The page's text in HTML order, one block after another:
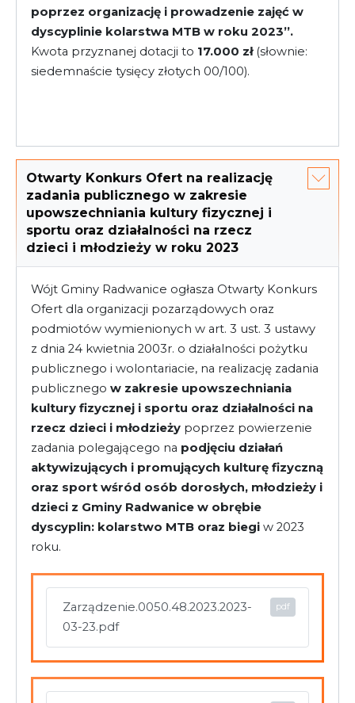
poprzez organizację i prowadzenie zajęć w
dyscyplinie kolarstwa MTB w roku 2023’’.
Kwota przyznanej dotacji to 17.000 zł(słownie:
siedemnaście tysięcy złotych 00/100).
Otwarty Konkurs Ofert na realizację
zadania publicznego w zakresie
upowszechniania kultury fizycznej i
sportu oraz działalności na rzecz
dzieci i młodzieży w roku 2023
Wójt Gminy Radwanice ogłasza Otwarty Konkurs
Ofert dla organizacji pozarządowych oraz
podmiotów wymienionych w art. 3 ust. 3 ustawy
z dnia 24 kwietnia 2003r. o działalności pożytku
publicznego i wolontariacie, na realizację zadania
publicznegow zakresie upowszechniania
kultury fizycznej i sportu oraz działalności na
rzecz dzieci i młodzieży poprzez powierzenie
zadania polegającego na podjęciu działań
aktywizujących i promujących kulturę fizyczną
oraz sport wśród osób dorosłych, młodzieży i
dzieci z Gminy Radwanice w obrębie
dyscyplin: kolarstwo MTB oraz biegi w 2023
roku.
Zarządzenie.0050.48.2023.2023-
03-23.pdf